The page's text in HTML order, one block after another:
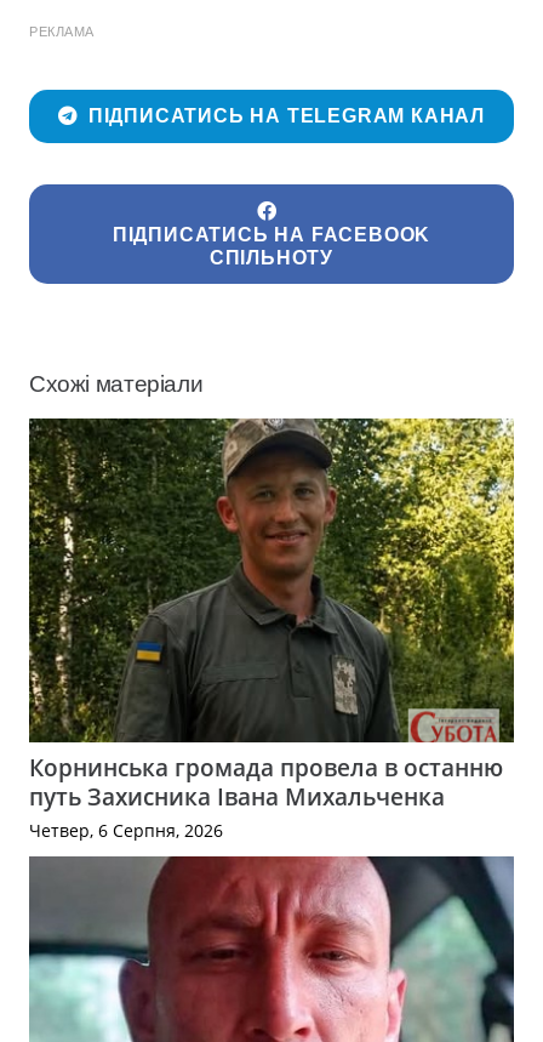
РЕКЛАМА
ПІДПИСАТИСЬ НА TELEGRAM КАНАЛ
ПІДПИСАТИСЬ НА FACEBOOK
СПІЛЬНОТУ
Схожі матеріали
Корнинська громада провела в останню
путь Захисника Івана Михальченка
Четвер, 6 Серпня, 2026